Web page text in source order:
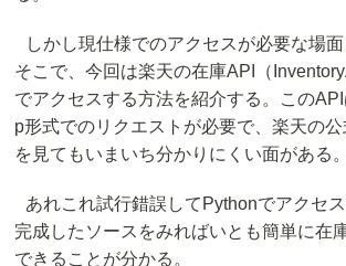
しかし現仕様でのアクセスが必要な場面
そこで、今回は楽天の在庫API（
でアクセスする方法を紹介する。この
p形式でのリクエストが必要で、楽天の公
を見てもいまいち分かりにくい面がある。
あれこれ試行錯誤してPythonでアクセス
完成したソースをみればいとも簡単に在
できることが分かる。